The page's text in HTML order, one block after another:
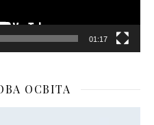
01:17
ОСВІТА